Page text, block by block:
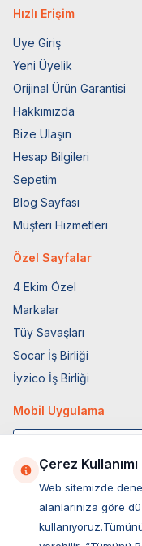
Hızlı Erişim
Üye Giriş
Yeni Üyelik
Orijinal Ürün Garantisi
Hakkımızda
Bize Ulaşın
Hesap Bilgileri
Sepetim
Blog Sayfası
Müşteri Hizmetleri
Özel Sayfalar
4 Ekim Özel
Markalar
Tüy Savaşları
Socar İş Birliği
İyzico İş Birliği
Mobil Uygulama
Çerez Kullanımı
Web sitemizde
alanlarınıza göre